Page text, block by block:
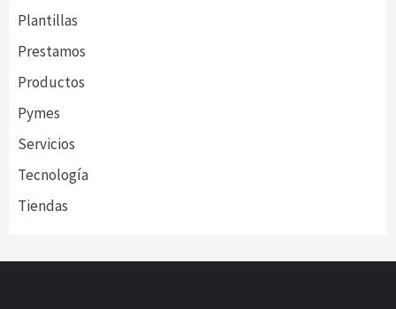
Plantillas
Prestamos
Productos
Pymes
Servicios
Tecnología
Tiendas